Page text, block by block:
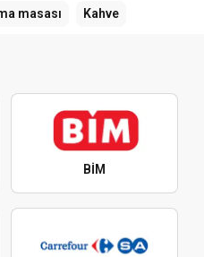
masası Kahve
BİM